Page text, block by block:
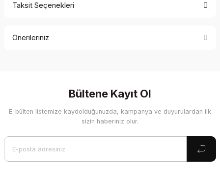
Taksit Seçenekleri
Önerileriniz
Görüş ve önerileriniz için teşekkür ederiz.
Ürün resmi kalitesiz, bozuk veya görüntülenemiyor.
Bültene Kayıt Ol
E-bülten listemize kaydolduğunuzda, kampanya ve duyurulardan ilk
sizin haberiniz olur.